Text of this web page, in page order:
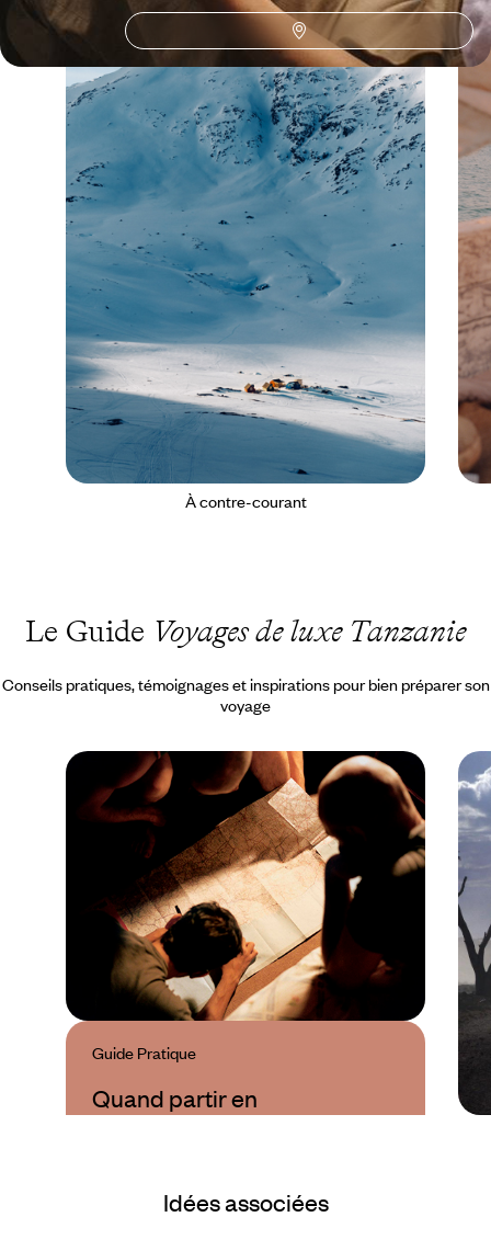
À contre-courant
Le Guide Voyages de luxe Tanzanie
Conseils pratiques, témoignages et inspirations pour bien préparer son
voyage
Guide Pratique
Quand partir en
Idées associées